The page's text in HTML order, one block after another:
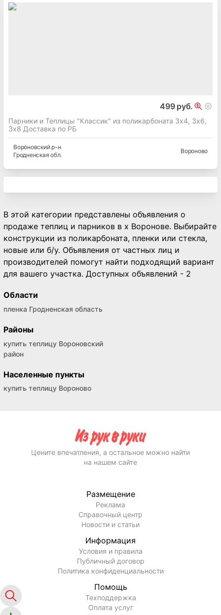
499 руб.
Парники и Теплицы "Классик" из поликарбоната 3х4, 3х6,
3х8 Доставка по РБ
Вороновскийр-н
Гродненская обл.
Вороново
В этой категории представлены объявления о
продаже теплиц и парников в х Воронове. Выбирайте
конструкции из поликарбоната, пленки или стекла,
новые или б/у. Объявления от частных лиц и
производителей помогут найти подходящий вариант
для вашего участка. Доступных объявлений - 2
Области
пленка Гродненская область
Районы
купить теплицу Вороновский
район
Населенные пункты
купить теплицу Вороново
Цените впечатления, а остальное можно найти
на нашем сайте
Размещение
Реклама
Справочный центр
Новости и статьи
Информация
Условия и правила
Публичный договор
Политика конфиденциальности
Помощь
Техподдержка
Оплата услуг